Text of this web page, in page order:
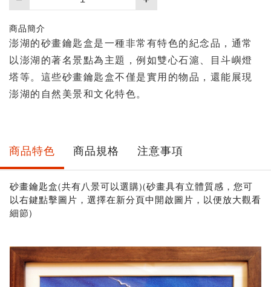
買
數
量
商品簡介
澎湖的砂畫鑰匙盒是一種非常有特色的紀念品，通常
以澎湖的著名景點為主題，例如雙心石滬、目斗嶼燈
塔等。這些砂畫鑰匙盒不僅是實用的物品，還能展現
澎湖的自然美景和文化特色。
商品特色 商品規格 注意事項
砂畫鑰匙盒(共有八景可以選購)(砂畫具有立體質感，您可
以右鍵點擊圖片，選擇在新分頁中開啟圖片，以便放大觀看
細節)